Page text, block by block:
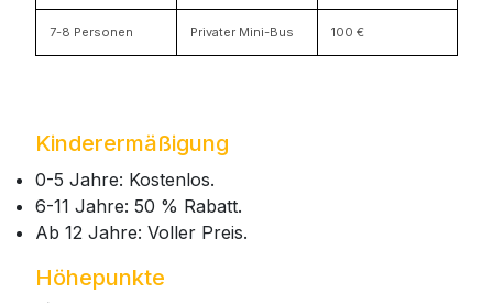
7-8 Personen Privater Mini-Bus 100 €
Kinderermäßigung
0-5 Jahre: Kostenlos.
6-11 Jahre: 50 % Rabatt.
Ab 12 Jahre: Voller Preis.
Höhepunkte